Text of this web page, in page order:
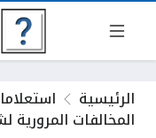
الرئيسية
المخالفات